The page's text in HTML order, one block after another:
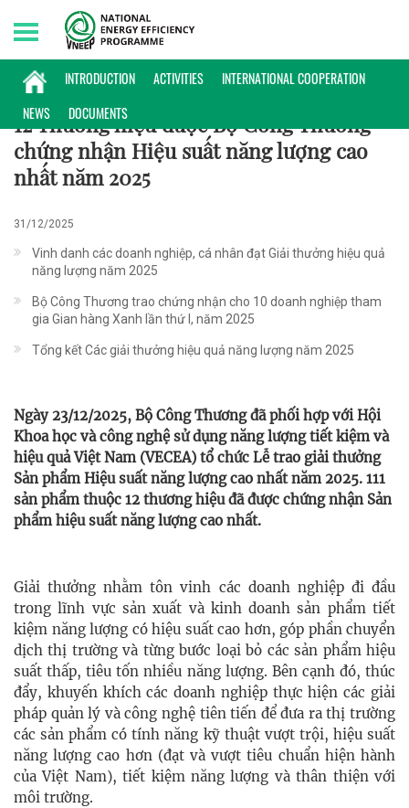
INTRODUCTION ACTIVITIES
INTERNATIONAL COOPERATION
NEWS
DOCUMENTS
Monday, 10/08/2026 | 09:42 GMT+7
NHÃN NĂNG LƯỢNG
12 Thương hiệu được Bộ Công Thương
chứng nhận Hiệu suất năng lượng cao
nhất năm 2025
31/12/2025
Vinh danh các doanh nghiệp, cá nhân đạt Giải thưởng hiệu quả
năng lượng năm 2025
Bộ Công Thương trao chứng nhận cho 10 doanh nghiệp tham
gia Gian hàng Xanh lần thứ I, năm 2025
Tổng kết Các giải thưởng hiệu quả năng lượng năm 2025
Ngày 23/12/2025, Bộ Công Thương đã phối hợp với Hội
Khoa học và công nghệ sử dụng năng lượng tiết kiệm và
hiệu quả Việt Nam (VECEA) tổ chức Lễ trao giải thưởng
Sản phẩm Hiệu suất năng lượng cao nhất năm 2025. 111
sản phẩm thuộc 12 thương hiệu đã được chứng nhận Sản
phẩm hiệu suất năng lượng cao nhất.
Giải thưởng nhằm tôn vinh các doanh nghiệp đi đầu
trong lĩnh vực sản xuất và kinh doanh sản phẩm tiết
kiệm năng lượng có hiệu suất cao hơn, góp phần chuyển
dịch thị trường và từng bước loại bỏ các sản phẩm hiệu
suất thấp, tiêu tốn nhiều năng lượng. Bên cạnh đó, thúc
đẩy, khuyến khích các doanh nghiệp thực hiện các giải
pháp quản lý và công nghệ tiên tiến để đưa ra thị trường
các sản phẩm có tính năng kỹ thuật vượt trội, hiệu suất
năng lượng cao hơn (đạt và vượt tiêu chuẩn hiện hành
của Việt Nam), tiết kiệm năng lượng và thân thiện với
môi trường.